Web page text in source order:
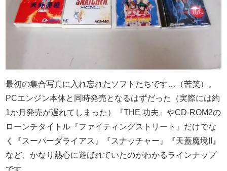
最初の集合写真に入れ忘れたソフトたちです…（苦笑）。
PCエンジン本体と同時発売となるはずだった（実際には約
1か月発売が遅れてしまった）『THE 功夫』やCD-ROM2の
ローンチタイトル『ファイティングストリート』だけでな
く『スーパーダライアス』『スナッチャー』『天蓋魔境II』
など、かなり熱心に遊ばれていたのがわかるラインナップ